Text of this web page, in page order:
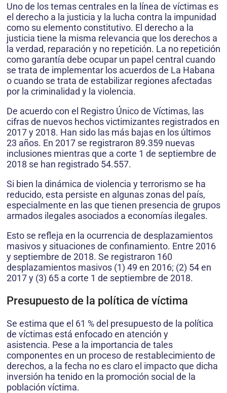
Uno de los temas centrales en la línea de víctimas es
el derecho a la justicia y la lucha contra la impunidad
como su elemento constitutivo. El derecho a la
justicia tiene la misma relevancia que los derechos a
la verdad, reparación y no repetición. La no repetición
como garantía debe ocupar un papel central cuando
se trata de implementar los acuerdos de La Habana
o cuando se trata de estabilizar regiones afectadas
por la criminalidad y la violencia.
De acuerdo con el Registro Único de Víctimas, las
cifras de nuevos hechos victimizantes registrados en
2017 y 2018. Han sido las más bajas en los últimos
23 años. En 2017 se registraron 89.359 nuevas
inclusiones mientras que a corte 1 de septiembre de
2018 se han registrado 54.557.
Si bien la dinámica de violencia y terrorismo se ha
reducido, esta persiste en algunas zonas del país,
especialmente en las que tienen presencia de grupos
armados ilegales asociados a economías ilegales.
Esto se refleja en la ocurrencia de desplazamientos
masivos y situaciones de confinamiento. Entre 2016
y septiembre de 2018. Se registraron 160
desplazamientos masivos (1) 49 en 2016; (2) 54 en
2017 y (3) 65 a corte 1 de septiembre de 2018.
Presupuesto de la política de víctima
Se estima que el 61 % del presupuesto de la política
de víctimas está enfocado en atención y
asistencia. Pese a la importancia de tales
componentes en un proceso de restablecimiento de
derechos, a la fecha no es claro el impacto que dicha
inversión ha tenido en la promoción social de la
población víctima.